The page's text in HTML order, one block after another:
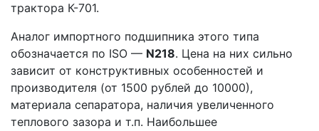
трактора К-701.
Аналог импортного подшипника этого типа
обозначается по ISO — N218. Цена на них сильно
зависит от конструктивных особенностей и
производителя (от 1500 рублей до 10000),
материала сепаратора, наличия увеличенного
теплового зазора и т.п. Наибольшее